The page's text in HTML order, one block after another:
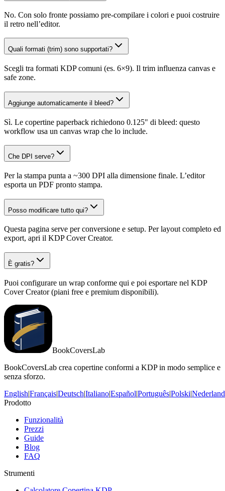
No. Con solo fronte possiamo pre‑compilare i colori e puoi costruire
il retro nell’editor.
Quali formati (trim) sono supportati?
Scegli tra formati KDP comuni (es. 6×9). Il trim influenza canvas e
safe zone.
Aggiunge automaticamente il bleed?
Sì. Le copertine paperback richiedono 0.125" di bleed: questo
workflow usa un canvas wrap che lo include.
Che DPI serve?
Per la stampa punta a ~300 DPI alla dimensione finale. L’editor
esporta un PDF pronto stampa.
Posso modificare tutto qui?
Questa pagina serve per conversione e setup. Per layout completo ed
export, apri il KDP Cover Creator.
È gratis?
Puoi configurare un wrap conforme qui e poi esportare nel KDP
Cover Creator (piani free e premium disponibili).
BookCoversLab
BookCoversLab crea copertine conformi a KDP in modo semplice e
senza sforzo.
English|Français|Deutsch|Italiano|Español|Português|Polski|
Prodotto
Funzionalità
Prezzi
Guide
Blog
FAQ
Strumenti